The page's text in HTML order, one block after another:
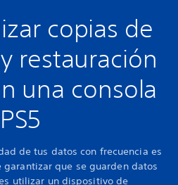
copias de
restauración
una consola
PS5
de tus datos con frecuencia es
garantizar que se guarden datos
utilizar un dispositivo de